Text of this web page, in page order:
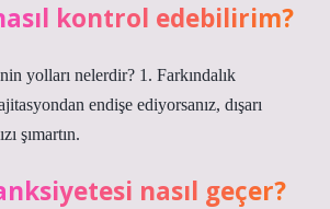
kontrol edebilirim?
yolları nelerdir? 1. Farkındalık
endişe ediyorsanız, dışarı
şımartın.
nasıl geçer?